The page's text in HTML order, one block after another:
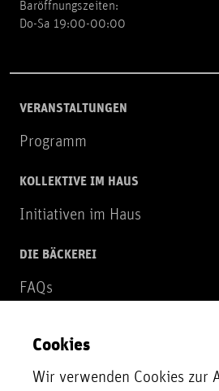
Baröffnungszeiten:
Do-Sa 19:00-00:00
VERANSTALTUNGEN
Programm
KOLLEKTIVE IM HAUS
Initiativen im Haus
DIE BÄCKEREI
FAQs
NEWSLETTER
Zur Newsletter Anmeldung
Cookies
Wir verwenden Cookies zur